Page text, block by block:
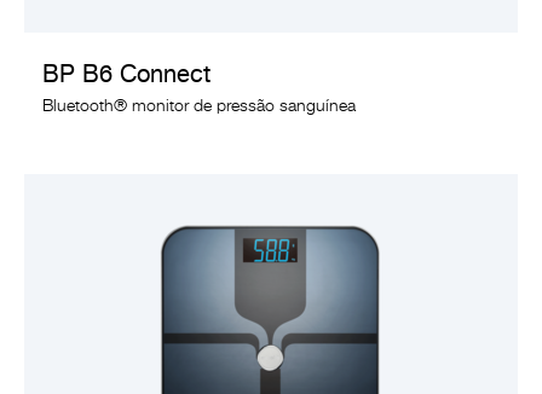
BP B6 Connect
Bluetooth® monitor de pressão sanguínea